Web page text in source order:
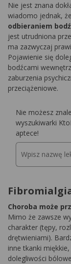
Nie jest znana
wiadomo jednak, że
odbieraniem
jest utrudniona
ma zazwyczaj
Pojawienie się
bodźcami
zaburzenia
przeciążeniowe.
Nie możesz
wyszukiwarki
aptece!
Choroba może
Mimo że zawsze
charakter (tępy,
drętwieniami).
inne tkanki
dolegliwości